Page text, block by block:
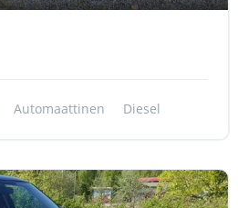
Automaattinen Diesel